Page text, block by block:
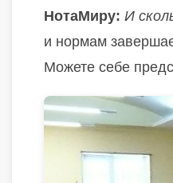
НотаМиру: И
и нормам
Можете себе